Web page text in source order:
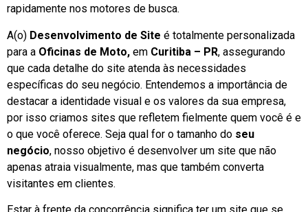
rapidamente nos motores de busca.
A(o) Desenvolvimento de Site é totalmente personalizada
para a Oficinas de Moto, em Curitiba – PR, assegurando
que cada detalhe do site atenda às necessidades
específicas do seu negócio. Entendemos a importância de
destacar a identidade visual e os valores da sua empresa,
por isso criamos sites que refletem fielmente quem você é e
o que você oferece. Seja qual for o tamanho do seu
negócio, nosso objetivo é desenvolver um site que não
apenas atraia visualmente, mas que também converta
visitantes em clientes.